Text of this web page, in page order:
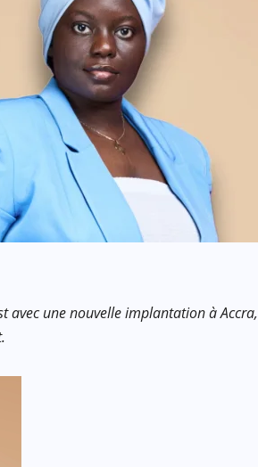
avec une nouvelle implantation à